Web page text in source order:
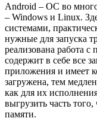
Android – ОС во
– Windows и Linux.
системами,
нужные для запуска
реализована работа
содержит в себе все
приложения и имеет
загружена, тем
как для их
выгрузить часть
памяти.